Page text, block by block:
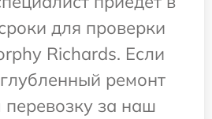
для проверки
Richards. Если
ремонт
за наш